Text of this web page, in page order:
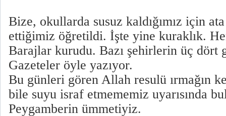
Bize, okullarda susuz kaldığımız için
ettiğimiz öğretildi. İşte yine kuraklık.
Barajlar kurudu. Bazı şehirlerin üç dört
Gazeteler öyle yazıyor.
Bu günleri gören Allah resulü ırmağın
bile suyu israf etmememiz uyarısında
Peygamberin ümmetiyiz.